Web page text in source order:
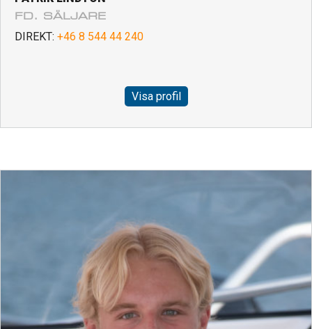
FD. SÄLJARE
DIREKT: +46 8 544 44 240
Visa profil